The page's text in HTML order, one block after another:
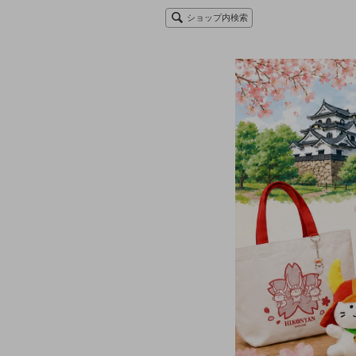
ショップ内検索